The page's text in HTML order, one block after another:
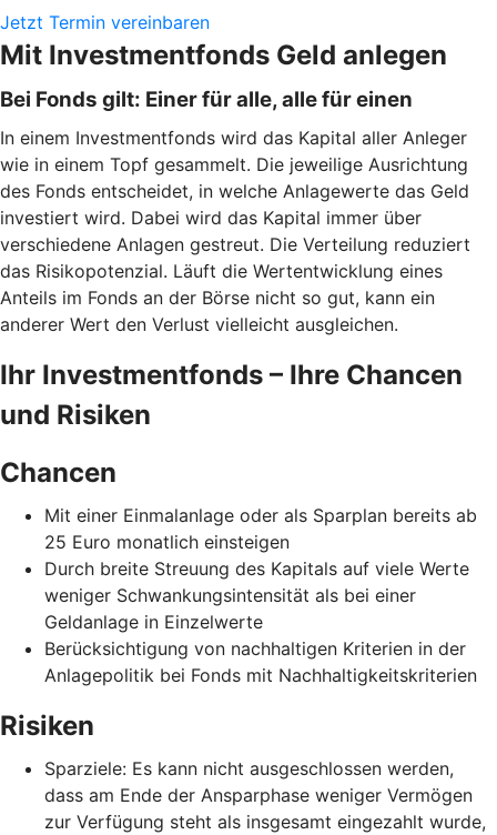
Jetzt Termin vereinbaren
Mit Investmentfonds Geld anlegen
Bei Fonds gilt: Einer für alle, alle für einen
In einem Investmentfonds wird das Kapital aller Anleger
wie in einem Topf gesammelt. Die jeweilige Ausrichtung
des Fonds entscheidet, in welche Anlagewerte das Geld
investiert wird. Dabei wird das Kapital immer über
verschiedene Anlagen gestreut. Die Verteilung reduziert
das Risikopotenzial. Läuft die Wertentwicklung eines
Anteils im Fonds an der Börse nicht so gut, kann ein
anderer Wert den Verlust vielleicht ausgleichen.
Ihr Investmentfonds – Ihre Chancen
und Risiken
Chancen
Mit einer Einmalanlage oder als Sparplan bereits ab
25 Euro monatlich einsteigen
Durch breite Streuung des Kapitals auf viele Werte
weniger Schwankungsintensität als bei einer
Geldanlage in Einzelwerte
Berücksichtigung von nachhaltigen Kriterien in der
Anlagepolitik bei Fonds mit Nachhaltigkeitskriterien
Risiken
Sparziele: Es kann nicht ausgeschlossen werden,
dass am Ende der Ansparphase weniger Vermögen
zur Verfügung steht als insgesamt eingezahlt wurde,